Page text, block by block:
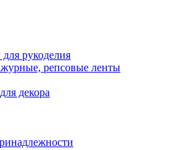
рукоделия
репсовые ленты
декора